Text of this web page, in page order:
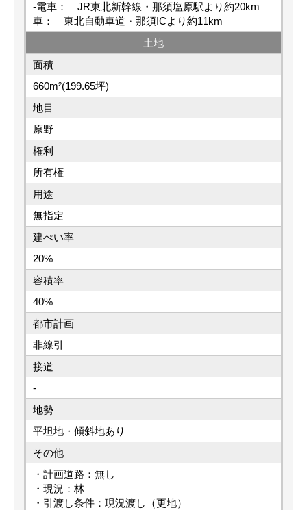
-電車： JR東北新幹線・那須塩原駅より約20km
車： 東北自動車道・那須ICより約11km
土地
面積
660m²(199.65坪)
地目
原野
権利
所有権
用途
無指定
建ぺい率
20%
容積率
40%
都市計画
非線引
接道
-
地勢
平坦地・傾斜地あり
その他
・計画道路：無し
・現況：林
・引渡し条件：現況渡し（更地）